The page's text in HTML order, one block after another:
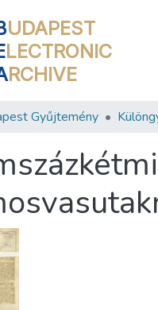
UDAPEST
LECTRONIC
RCHIVE
Gyűjtemény